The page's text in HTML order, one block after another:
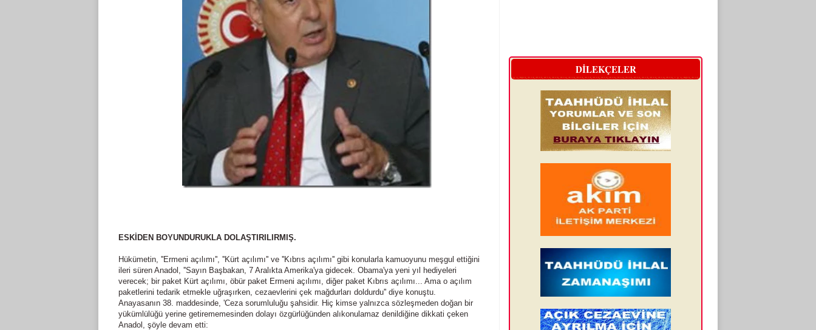
ESKİDEN BOYUNDURUKLA DOLAŞTIRILIRMIŞ.
Hükümetin, ''Ermeni açılımı'', ''Kürt açılımı'' ve ''Kıbrıs açılımı'' gibi konularla kamuoyunu meşgul ettiğini
ileri süren Anadol, ''Sayın Başbakan, 7 Aralıkta Amerika'ya gidecek. Obama'ya yeni yıl hediyeleri
verecek; bir paket Kürt açılımı, öbür paket Ermeni açılımı, diğer paket Kıbrıs açılımı... Ama o açılım
paketlerini tedarik etmekle uğraşırken, cezaevlerini çek mağdurları doldurdu'' diye konuştu.
Anayasanın 38. maddesinde, 'Ceza sorumluluğu şahsidir. Hiç kimse yalnızca sözleşmeden doğan bir
yükümlülüğü yerine getirememesinden dolayı özgürlüğünden alıkonulamaz denildiğine dikkati çeken
Anadol, şöyle devam etti:
DİLEKÇELER